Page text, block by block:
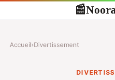
📰
Accueil›Divertissement